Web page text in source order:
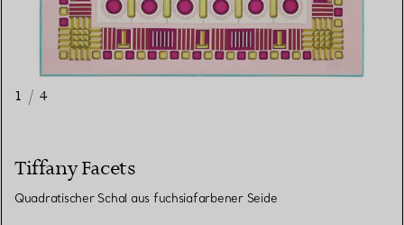
1 / 4
Tiffany Facets
Quadratischer Schal aus fuchsiafarbener Seide